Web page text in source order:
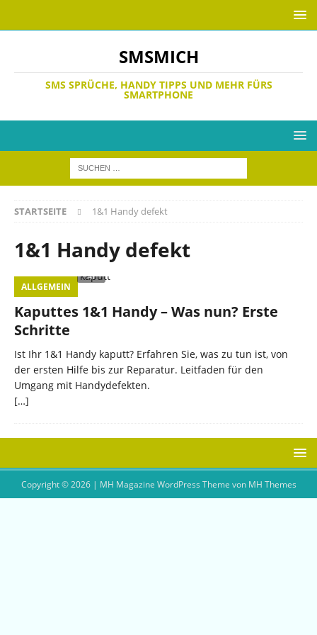
SMSMICH
SMS SPRÜCHE, HANDY TIPPS UND MEHR FÜRS
SMARTPHONE
STARTSEITE 1&1 Handy defekt
1&1 Handy defekt
ALLGEMEIN
Kaputtes 1&1 Handy – Was nun? Erste
Schritte
Ist Ihr 1&1 Handy kaputt? Erfahren Sie, was zu tun ist, von
der ersten Hilfe bis zur Reparatur. Leitfaden für den
Umgang mit Handydefekten.
[…]
Copyright © 2026 | MH Magazine WordPress Theme von MH Themes